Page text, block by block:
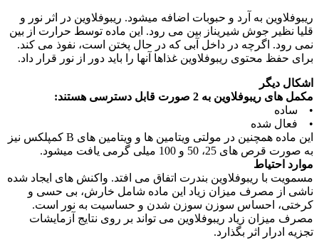
ریبوفلاوین به آرد و حبوبات اضافه میشود. ریبوفلاوین در اثر نور و
قلیا نظیر جوش شیریناز بین می رود. این ماده توسط حرارت از بین
نمی رود. اگرچه در داخل آبی که در حال پختن است، نفوذ می کند.
برای حفظ محتوی ریبوفلاوین غذاها آنها را باید دور از نور قرار داد.
اشکال دیگر
مکمل های ریبوفلاوین به 2 صورت قابل دسترسی هستند:
• ساده
• فعال شده
این ماده همچنین در مولتی ویتامین ها و ویتامین های B کمپلکس نیز
به صورت قرص های 25، 50 و 100 میلی گرمی یافت میشود.
موارد احتیاط
مسمویت با ریبوفلاوین بندرت اتفاق می افتد. واکنش های ایجاد شده
ناشی از مصرف میزان زیاد این ماده شامل خارش، بی حسی و
کرختی، احساس سوزن سوزن شدن و حساسیت به نور است.
مصرف میزان زیاد ریبوفلاوین می تواند بر روی نتایج آزمایشات
تجزیه ادرار اثر بگذارد.